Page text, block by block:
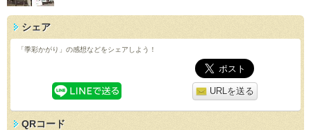
シェア
「季彩かがり」の感想などをシェアしよう！
URLを送る
QRコード